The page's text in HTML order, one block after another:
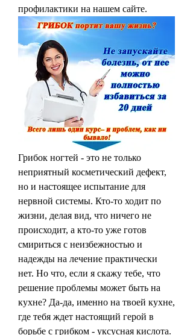
профилактики на нашем сайте.
Грибок ногтей - это не только
неприятный косметический дефект,
но и настоящее испытание для
нервной системы. Кто-то ходит по
жизни, делая вид, что ничего не
происходит, а кто-то уже готов
смириться с неизбежностью и
надежды на лечение практически
нет. Но что, если я скажу тебе, что
решение проблемы может быть на
кухне? Да-да, именно на твоей кухне,
где тебя ждет настоящий герой в
борьбе с грибком - уксусная кислота.